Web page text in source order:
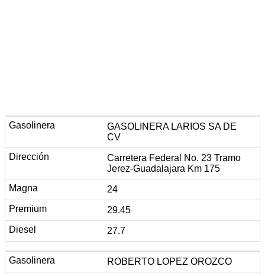
GASOLINERA LARIOS SA DE
CV
Carretera Federal No. 23 Tramo
Jerez-Guadalajara Km 175
24
29.45
27.7
ROBERTO LOPEZ OROZCO